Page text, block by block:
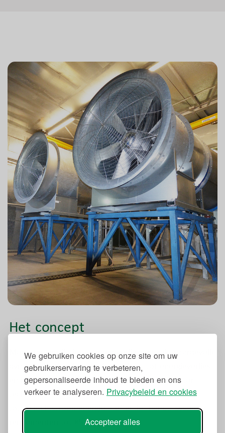
We gebruiken cookies op onze site om uw
gebruikerservaring te verbeteren,
gepersonaliseerde inhoud te bieden en ons
verkeer te analyseren. Privacybeleid en cookies
Accepteer alles
Het concept
Moderne ventilatiesystemen verliezen vaak waardevolle
dynamische ventilatordruk, wat leidt tot energieverlies
en hogere bedrijfskosten. Met moderne ventilator
technologie wordt de totale druk – en daarmee de
totale luchtstroomenergie – effectief benut. Systeem
rendementen tot 85% zijn haalbaar.